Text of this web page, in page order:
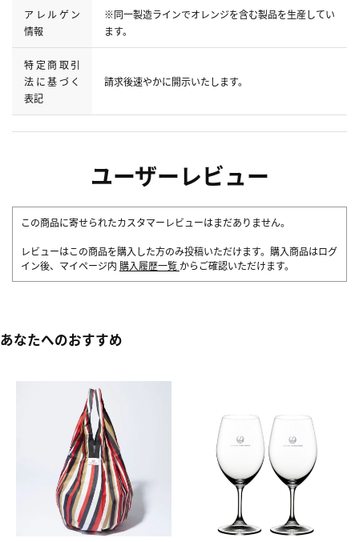
アレルゲン
情報
※同一製造ラインでオレンジを含む製品を生産してい
ます。
特定商取引
法に基づく
表記
請求後速やかに開示いたします。
ユーザーレビュー
この商品に寄せられたカスタマーレビューはまだありません。
レビューはこの商品を購入した方のみ投稿いただけます。購入商品はログ
イン後、マイページ内 購入履歴一覧 からご確認いただけます。
あなたへのおすすめ